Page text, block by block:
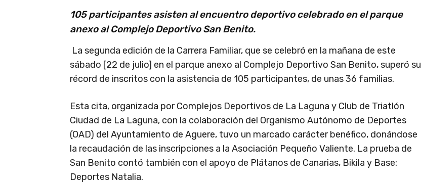
105 participantes asisten al encuentro deportivo celebrado en el parque
anexo al Complejo Deportivo San Benito.
La segunda edición de la Carrera Familiar, que se celebró en la mañana de este
sábado [22 de julio] en el parque anexo al Complejo Deportivo San Benito, superó su
récord de inscritos con la asistencia de 105 participantes, de unas 36 familias.
Esta cita, organizada por Complejos Deportivos de La Laguna y Club de Triatlón
Ciudad de La Laguna, con la colaboración del Organismo Autónomo de Deportes
(OAD) del Ayuntamiento de Aguere, tuvo un marcado carácter benéfico, donándose
la recaudación de las inscripciones a la Asociación Pequeño Valiente. La prueba de
San Benito contó también con el apoyo de Plátanos de Canarias, Bikila y Base:
Deportes Natalia.